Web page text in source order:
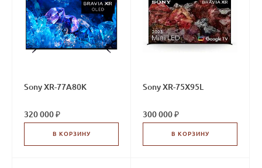
Sony XR-77A80K
320 000 ₽
В КОРЗИНУ
Sony XR-75X95L
300 000 ₽
В КОРЗИНУ